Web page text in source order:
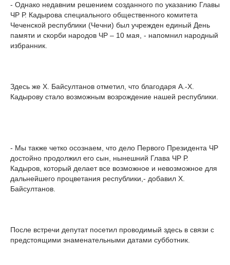
- Однако недавним решением созданного по указанию Главы
ЧР Р. Кадырова специального общественного комитета
Чеченской республики (Чечни) был учрежден единый День
памяти и скорби народов ЧР – 10 мая, - напомнил народный
избранник.
Здесь же Х. Байсултанов отметил, что благодаря А.-Х.
Кадырову стало возможным возрождение нашей республики.
- Мы также четко осознаем, что дело Первого Президента ЧР
достойно продолжил его сын, нынешний Глава ЧР Р.
Кадыров, который делает все возможное и невозможное для
дальнейшего процветания республики,- добавил Х.
Байсултанов.
После встречи депутат посетил проводимый здесь в связи с
предстоящими знаменательными датами субботник.